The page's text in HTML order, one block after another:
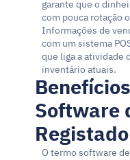
garante que o
com pouca rotação
Informações de
com um sistema
que liga a atividade
inventário atuais.
Software
O termo software